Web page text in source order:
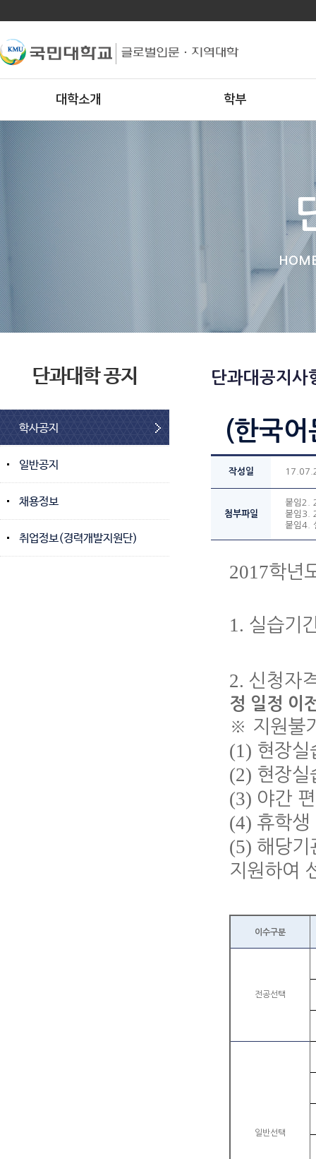
대학소개 학부
단과대학 공지
학사공지
일반공지
채용정보
취업정보(경력개발지원단)
단과대공지사
(한국
작성일
첨부파일
붙임2.
붙임3.
붙임4.
2017학년
1. 실습기
2. 신청자
정 일정 이
※ 지원불
(1) 현장실
(2) 현장
(3) 야간
(4) 휴학생
(5) 해당기
지원하여
이수구분
전공선택
일반선택